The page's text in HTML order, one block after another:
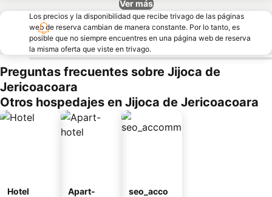
Ver más
Los precios y la disponibilidad que recibe trivago de las páginas
web de reserva cambian de manera constante. Por lo tanto, es
posible que no siempre encuentres en una página web de reserva
la misma oferta que viste en trivago.
Preguntas frecuentes sobre Jijoca de
Jericoacoara
Otros hospedajes en Jijoca de Jericoacoara
Hotel
Apart-
seo_acco